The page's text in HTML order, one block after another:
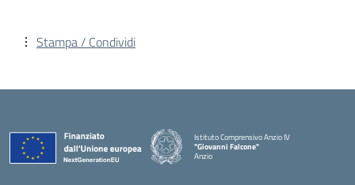
Stampa / Condividi
Istituto Comprensivo Anzio IV
"Giovanni Falcone"
Anzio